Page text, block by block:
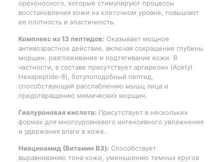
орехоносного, которые стимулируют процессы
восстановления кожи на клеточном уровне, повышают
ее плотность и эластичность.
Комплекс из 13 пептидов: Оказывает мощное
антивозрастное действие, включая сокращение глубины
морщин, разглаживание и подтягивание кожи. В
частности, в составе присутствует аргирелин (Acetyl
Hexapeptide-8), ботулоподобный пептид,
способствующий расслаблению мышц лица и
предотвращению мимических морщин.
Гиалуроновая кислота: Присутствует в нескольких
формах для многоуровневого интенсивного увлажнения
и удержания влаги в коже.
Ниацинамид (Витамин B3): Способствует
выравниванию тона кожи, уменьшению темных кругов